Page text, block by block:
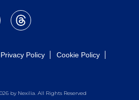
Privacy Policy
Cookie Policy
by Nexilia. All Rights Reserved